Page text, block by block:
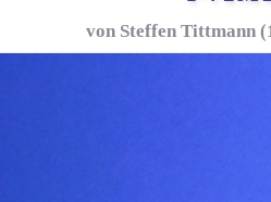
von Steffen Tittmann